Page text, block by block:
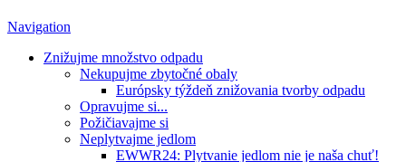
Navigation
Znižujme množstvo odpadu
Nekupujme zbytočné obaly
Európsky týždeň znižovania tvorby odpadu
Opravujme si...
Požičiavajme si
Neplytvajme jedlom
EWWR24: Plytvanie jedlom nie je naša chuť!